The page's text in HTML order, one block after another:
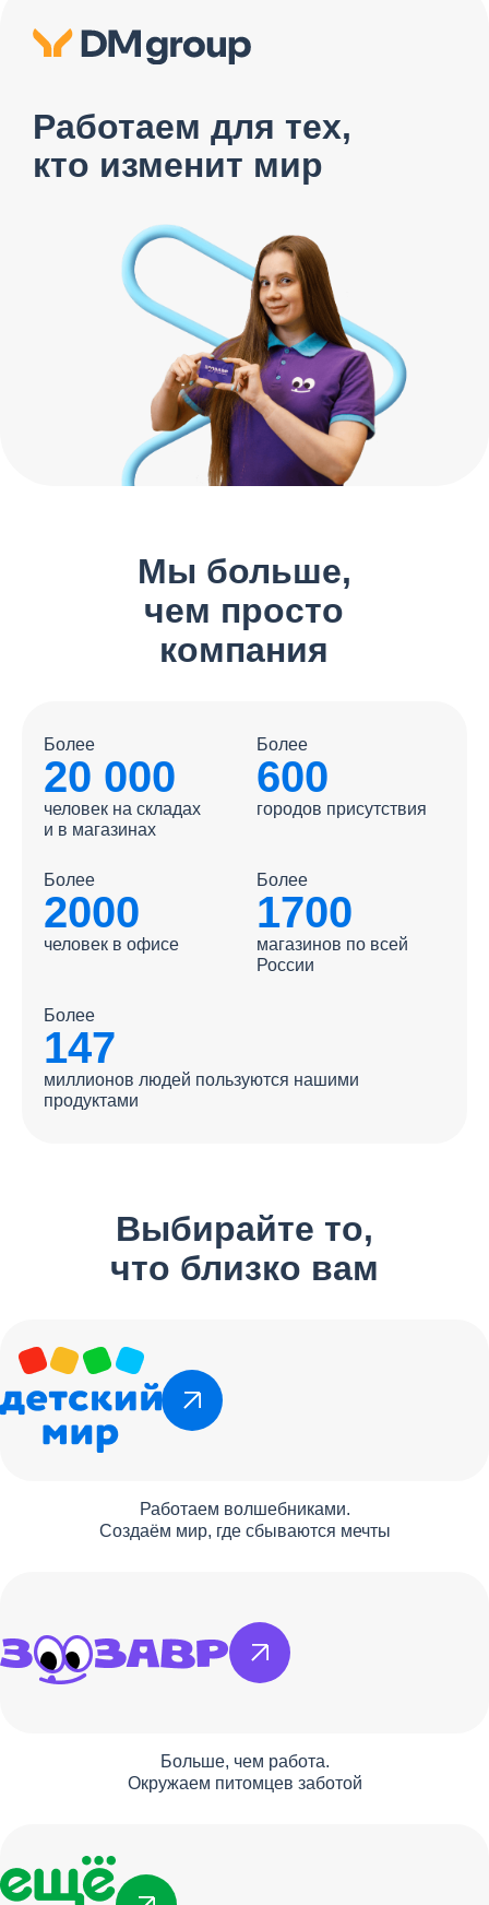
Работаем для тех,
кто изменит мир
Мы больше,
чем просто
компания
Более
20 000
человек на складах
и в магазинах
Более
600
городов присутствия
Более
2000
человек в офисе
Более
147
миллионов людей пользуются нашими
продуктами
Более
1700
магазинов по всей
России
Выбирайте то,
что близко вам
Работаем волшебниками.
Создаём мир, где сбываются мечты
Больше, чем работа.
Окружаем питомцев заботой